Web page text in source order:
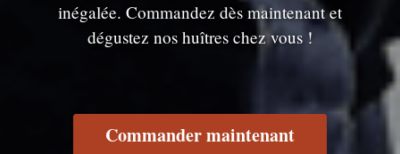
inégalée. Commandez dès maintenant et
dégustez nos huîtres chez vous !
Commander maintenant